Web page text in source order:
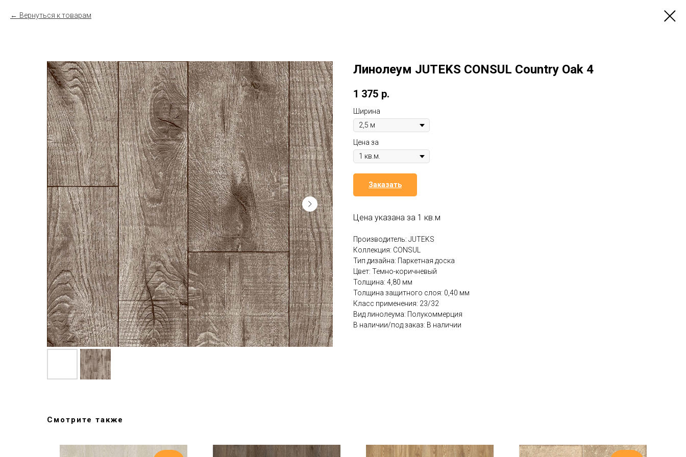
Вернуться к товарам
Линолеум JUTEKS CONSUL Country Oak 4
1 375 р.
Ширина
Цена за
Заказать
Цена указана за 1 кв.м
Производитель: JUTEKS
Коллекция: CONSUL
Тип дизайна: Паркетная доска
Цвет: Темно-коричневый
Толщина: 4,80 мм
Толщина защитного слоя: 0,40 мм
Класс применения: 23/32
Вид линолеума: Полукоммерция
В наличии/под заказ: В наличии
Смотрите также